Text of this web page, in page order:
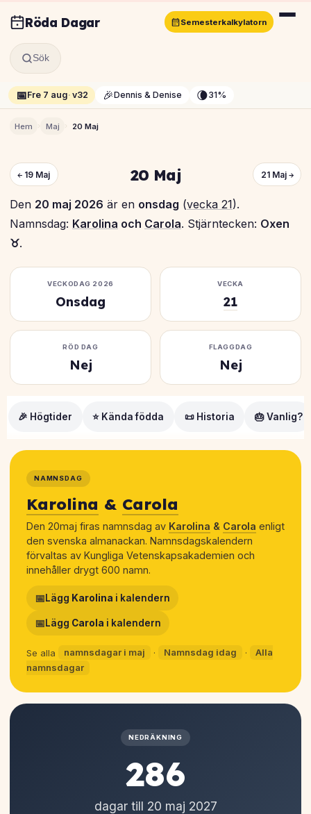
Röda Dagar Semesterkalkylatorn
Sök
📅Fre 7 aug· v32 🎉Dennis & Denise 🌘31%
Hem Maj 20 Maj
← 19 Maj 20 Maj 21 Maj →
Den 20 maj 2026 är en onsdag (vecka 21).
Namnsdag: Karolina och Carola. Stjärntecken: Oxen
♉.
VECKODAG 2026
Onsdag
VECKA
21
RÖD DAG
Nej
FLAGGDAG
Nej
🎉 Högtider ⭐ Kända födda 📜 Historia 🎂 Vanlig?
NAMNSDAG
Karolina & Carola
Den 20maj firas namnsdag av Karolina & Carola enligt
den svenska almanackan. Namnsdagskalendern
förvaltas av Kungliga Vetenskapsakademien och
innehåller drygt 600 namn.
📅Lägg Karolina i kalendern
📅Lägg Carola i kalendern
Se alla namnsdagar i maj · Namnsdag idag ·
Alla
namnsdagar
NEDRÄKNING
286
dagar till 20 maj 2027